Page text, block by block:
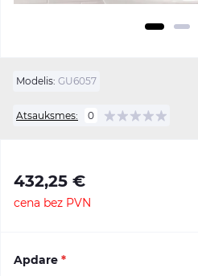
Modelis: GU6057
Atsauksmes: 0
432,25 €
cena bez PVN
Apdare *